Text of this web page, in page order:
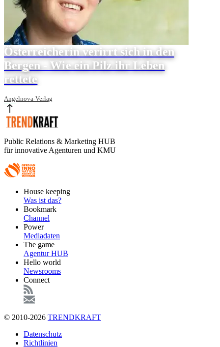
Österreicherin verirrt sich in den
Bergen - Wie ein Pilz ihr Leben
rettete
Angelnova-Verlag
Public Relations & Marketing HUB
für innovative Agenturen und KMU
FooterHouse keeping
Was ist das?
Bookmark
Channel
Power
Mediadaten
The game
Agentur HUB
Hello world
Newsrooms
Connect
© 2010-2026 TRENDKRAFT
FußzeileDatenschutz
Richtlinien